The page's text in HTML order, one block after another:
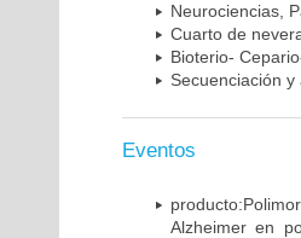
Neurociencias,
Cuarto de
Bioterio-
Secuenciación
Eventos
Alzheimer en